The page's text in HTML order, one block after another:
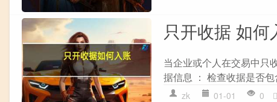
只开收据 如何
当企业或个人在交易中只
据信息 ： 检查收据是否
zk 01-01 0